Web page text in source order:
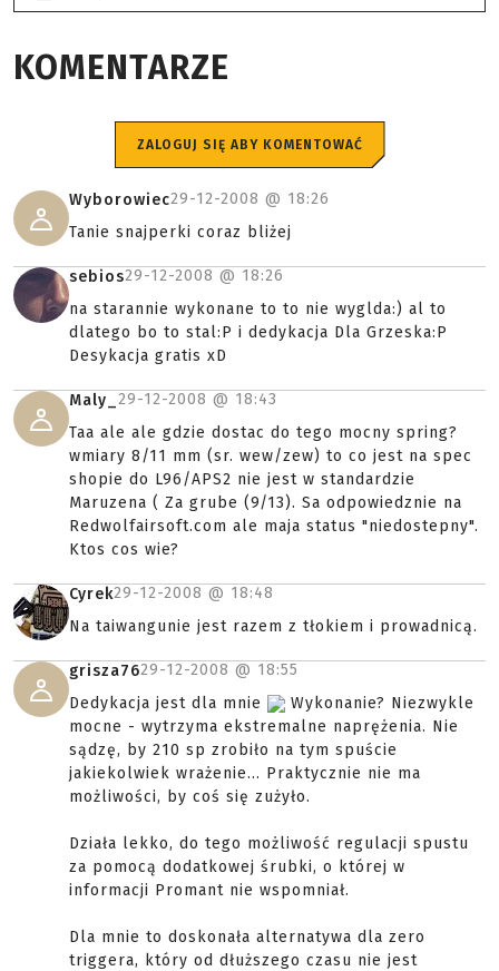
KOMENTARZE
ZALOGUJ SIĘ ABY KOMENTOWAĆ
Wyborowiec29-12-2008 @ 18:26
Tanie snajperki coraz bliżej
sebios29-12-2008 @ 18:26
na starannie wykonane to to nie wyglda:) al to
dlatego bo to stal:P i dedykacja Dla Grzeska:P
Desykacja gratis xD
Maly_ 29-12-2008 @ 18:43
Taa ale ale gdzie dostac do tego mocny spring?
wmiary 8/11 mm (sr. wew/zew) to co jest na spec
shopie do L96/APS2 nie jest w standardzie
Maruzena ( Za grube (9/13). Sa odpowiedznie na
Redwolfairsoft.com ale maja status "niedostepny".
Ktos cos wie?
Cyrek29-12-2008 @ 18:48
Na taiwangunie jest razem z tłokiem i prowadnicą.
grisza7629-12-2008 @ 18:55
Dedykacja jest dla mnie
Wykonanie? Niezwykle
mocne - wytrzyma ekstremalne naprężenia. Nie
sądzę, by 210 sp zrobiło na tym spuście
jakiekolwiek wrażenie... Praktycznie nie ma
możliwości, by coś się zużyło.
Działa lekko, do tego możliwość regulacji spustu
za pomocą dodatkowej śrubki, o której w
informacji Promant nie wspomniał.
Dla mnie to doskonała alternatywa dla zero
triggera, który od dłuższego czasu nie jest